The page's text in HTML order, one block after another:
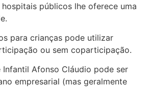
públicos lhe oferece uma
para crianças pode utilizar
ou sem coparticipação.
Infantil Afonso Cláudio pode ser
empresarial (mas geralmente